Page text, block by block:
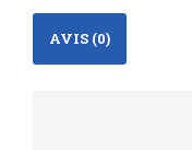
17
décembre
AVIS (0)